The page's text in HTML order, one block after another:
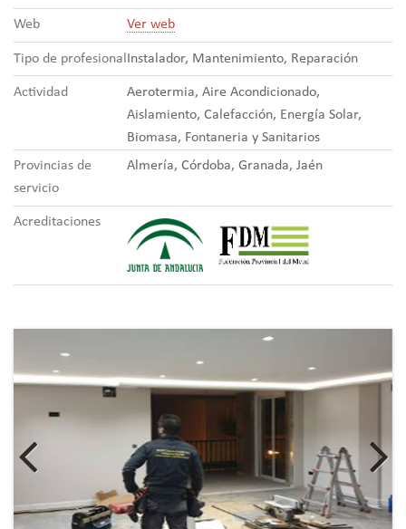
Web Ver web
Tipo de profesional Instalador, Mantenimiento, Reparación
Actividad
Aerotermia, Aire Acondicionado,
Aislamiento, Calefacción, Energía Solar,
Biomasa, Fontaneria y Sanitarios
Provincias de
servicio
Almería, Córdoba, Granada, Jaén
Acreditaciones